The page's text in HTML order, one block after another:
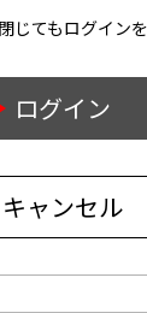
じてもログイン
ログイン
キャンセル